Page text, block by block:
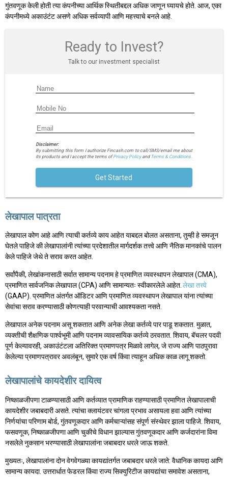
गुंतवणूक केली होती त्या कंपनीच्या आर्थिक स्थितीबद्दल अधिक जाणून घ्यायचे होते. आज, एका
कंपनीमध्ये अकाउंटंट असणे अधिक सर्वव्यापी आणि महत्त्वाचे बनले आहे.
Ready to Invest?
Talk to our investment specialist
Disclaimer:
By submitting this form I authorize Fincash.com to call/SMS/email me about
its products and I accept the terms ofPrivacy Policyand Terms & Conditions.
Get Started
लेखापाल पात्रता
लेखापाल कोण आहे आणि त्याची कर्तव्ये काय आहेत याबद्दल बोलत असताना, तुम्ही हे समजून
घेतले पाहिजे की लेखापालांनी त्यांच्या प्रदेशातील मार्गदर्शक तत्त्वे आणि नैतिक मानकांचे पालन
केले पाहिजे जेथे ते सराव करत आहेत.
सर्वांपैकी, लेखांकनासाठी सर्वात सामान्य पदनाम हे प्रमाणित व्यवस्थापन लेखापाल (CMA),
प्रमाणित सार्वजनिक लेखापाल (CPA) आणि सामान्यतः स्वीकारलेले आहेत. लेखा तत्त्वे
(GAAP). प्रमाणित अंतर्गत ऑडिटर आणि प्रमाणित व्यवस्थापन लेखापाल यांना त्यांच्या
सेवांचा सराव करण्यासाठी कोणत्याही परवान्याची आवश्यकता नसते.
लेखापाल अनेक पदनाम असू शकतात आणि अनेक लेखा कर्तव्ये पार पाडू शकतात. मुळात,
व्यक्तीची शैक्षणिक पार्श्वभूमी आणि पदनाम व्यावसायिक कर्तव्ये ठरवतात. शिवाय, बॅचलर पदवी
पूर्ण केल्यावरही, अकाउंटंटला अतिरिक्त प्रमाणपत्र मिळावे लागेल, जे राज्य आणि पाठपुरावा
केलेल्या प्रमाणपत्रावर अवलंबून, सुमारे एक वर्ष किंवा त्याहून अधिक काळ लागू शकतो.
लेखापालांचे कायदेशीर दायित्व
निष्काळजीपणा टाळण्यासाठी आणि कर्तव्यात प्रामाणिक राहण्यासाठी प्रमाणित लेखापालाची
कायदेशीर जबाबदारी असते. त्यांचा क्लायंटवर चांगला प्रभाव असायला हवा आणि त्यांच्या
निर्णयांचा परिणाम बोर्ड, गुंतवणूकदार आणि कर्मचाऱ्यांसह संपूर्ण संस्थेवर झाला पाहिजे. शिवाय,
फसवणूक, निष्काळजीपणा आणि चुकीचे विधान झाल्यास गुंतवणूकदार आणि कर्जदारांना विमा
नसलेले नुकसान भरण्यासाठी लेखापालांना जबाबदार धरले जाऊ शकते.
मुख्यतः, लेखापालांना दोन वेगवेगळ्या कायद्यांतर्गत जबाबदार धरले जाते: वैधानिक कायदा आणि
सामान्य कायदा. उत्तरार्धात फेडरल किंवा राज्य सिक्युरिटीज कायद्यांचा समावेश असताना,